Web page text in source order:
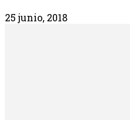
25 junio, 2018